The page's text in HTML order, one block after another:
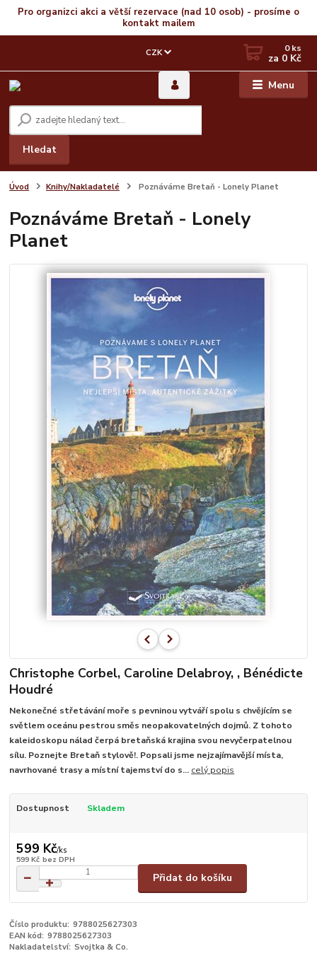
Pro organizci akci a větší rezervace (nad 10 osob) - prosíme o
kontakt mailem
Menu
CZK
Hledat
0ks
za 0 Kč
Úvod Knihy/Nakladatelé Poznáváme Bretaň - Lonely Planet
Poznáváme Bretaň - Lonely
Planet
Christophe Corbel, Caroline Delabroy, , Bénédicte
Houdré
Nekonečné střetávání moře s pevninou vytváří spolu s chvějícím se
světlem oceánu pestrou směs neopakovatelných dojmů. Z tohoto
kaleidoskopu nálad čerpá bretaňská krajina svou nevyčerpatelnou
sílu. Poznejte Bretaň stylově!. Popsali jsme nejzajímavější místa,
navrhované trasy a místní tajemství do s... celý popis
Dostupnost Skladem
599 Kč/ks
599 Kč bez DPH
Přidat do košíku
Číslo produktu: 9788025627303
EAN kód: 9788025627303
Nakladatelství: Svojtka & Co.